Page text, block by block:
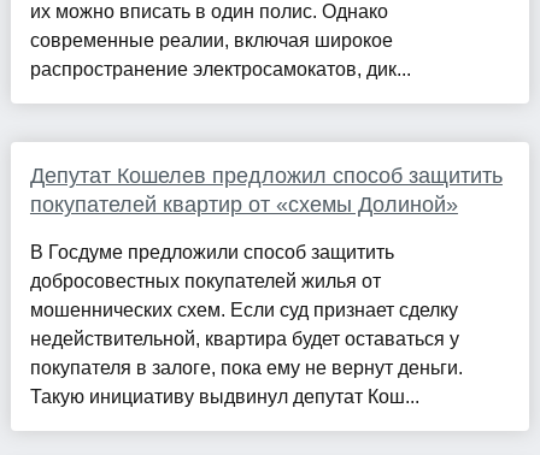
их можно вписать в один полис. Однако
современные реалии, включая широкое
распространение электросамокатов, дик...
Депутат Кошелев предложил способ защитить
покупателей квартир от «схемы Долиной»
В Госдуме предложили способ защитить
добросовестных покупателей жилья от
мошеннических схем. Если суд признает сделку
недействительной, квартира будет оставаться у
покупателя в залоге, пока ему не вернут деньги.
Такую инициативу выдвинул депутат Кош...